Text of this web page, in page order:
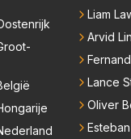
Liam
Arvid
Lance
Oliver